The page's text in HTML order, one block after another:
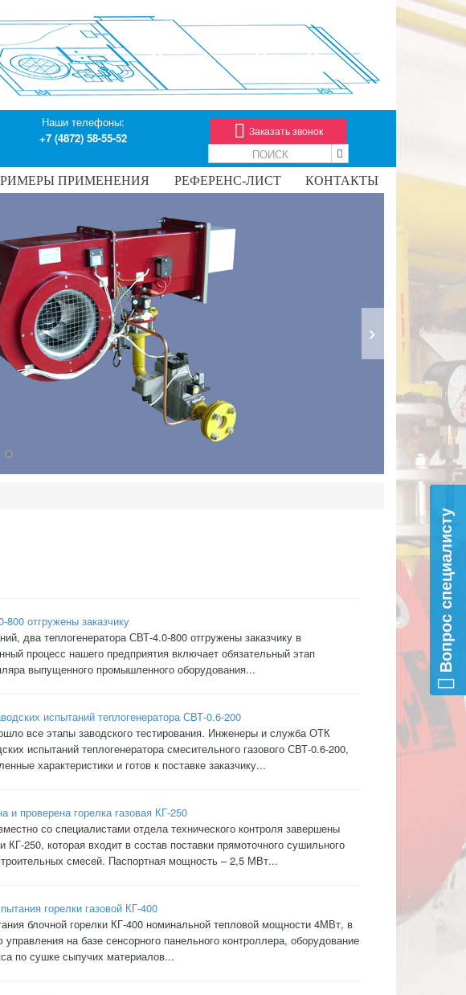
Наши телефоны:
+7 (4872) 58-55-52
Заказать звонок
ПРИМЕНЕНИЯ РЕФЕРЕНС-ЛИСТ КОНТАКТЫ
отгружены заказчику
два теплогенератора СВТ-4.0-800 отгружены заказчику в
процесс нашего предприятия включает обязательный этап
выпущенного промышленного оборудования...
испытаний теплогенератора СВТ-0.6-200
все этапы заводского тестирования. Инженеры и служба ОТК
испытаний теплогенератора смесительного газового СВТ-0.6-200,
характеристики и готов к поставке заказчику...
и проверена горелка газовая КГ-250
со специалистами отдела технического контроля завершены
КГ-250, которая входит в состав поставки прямоточного сушильного
смесей. Паспортная мощность – 2,5 МВт...
горелки газовой КГ-400
блочной горелки КГ-400 номинальной тепловой мощности 4МВт, в
на базе сенсорного панельного контроллера, оборудование
по сушке сыпучих материалов...
Вопрос специалисту